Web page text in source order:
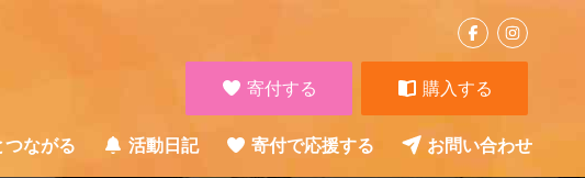
寄付する 購入する
つながる 活動日記 寄付で応援する お問い合わせ